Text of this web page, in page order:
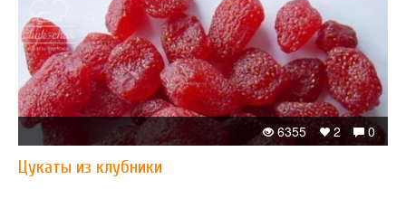
0
2
6355
Цукаты из клубники